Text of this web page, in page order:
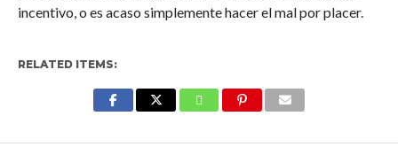
incentivo, o es acaso simplemente hacer el mal por placer.
RELATED ITEMS: